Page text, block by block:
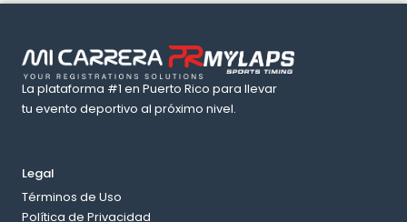
La plataforma #1 en Puerto Rico para llevar
tu evento deportivo al próximo nivel.
Legal
Términos de Uso
Política de Privacidad